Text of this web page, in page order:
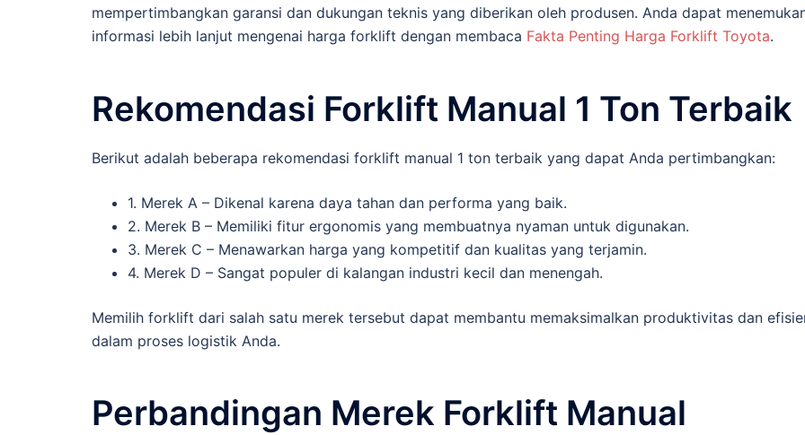
mempertimbangkan garansi dan dukungan teknis yang diberikan oleh produsen. Anda dapat
informasi lebih lanjut mengenai harga forklift dengan membaca Fakta Penting Harga Forklift Toyota.
Rekomendasi Forklift Manual 1 Ton Terbaik
Berikut adalah beberapa rekomendasi forklift manual 1 ton terbaik yang dapat Anda pertimbangkan:
1. Merek A – Dikenal karena daya tahan dan performa yang baik.
2. Merek B – Memiliki fitur ergonomis yang membuatnya nyaman untuk digunakan.
3. Merek C – Menawarkan harga yang kompetitif dan kualitas yang terjamin.
4. Merek D – Sangat populer di kalangan industri kecil dan menengah.
Memilih forklift dari salah satu merek tersebut dapat membantu memaksimalkan produktivitas dan
dalam proses logistik Anda.
Perbandingan Merek Forklift Manual